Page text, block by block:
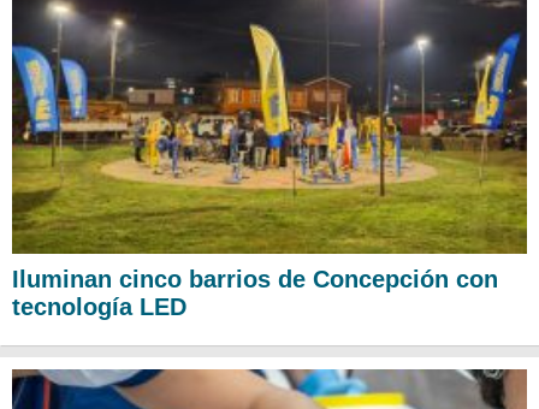
Iluminan cinco barrios de Concepción con
tecnología LED